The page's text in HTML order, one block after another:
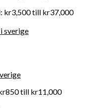
kr3,500 till kr37,000
till kr11,000